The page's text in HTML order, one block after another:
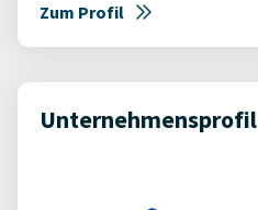
Zum Profil
Unternehmensprofil